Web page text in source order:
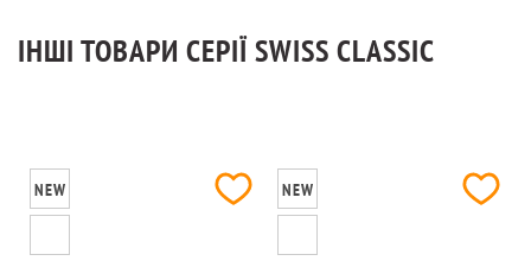
ІНШІ ТОВАРИ СЕРІЇ SWISS CLASSIC
NEW NEW